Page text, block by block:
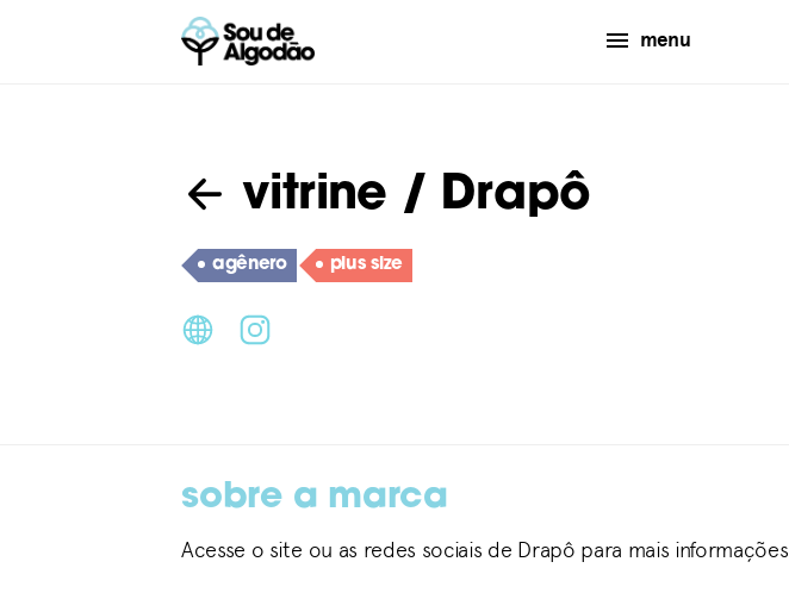
menu
vitrine / Drapô
agênero plus size
sobre a marca
Acesse o site ou as redes sociais de Drapô para mais informações.